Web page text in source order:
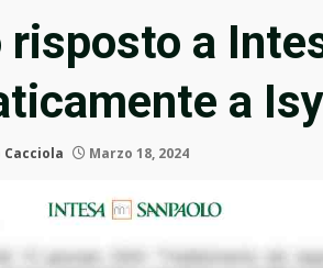
risposto a
a
Cacciola Marzo 18, 2024